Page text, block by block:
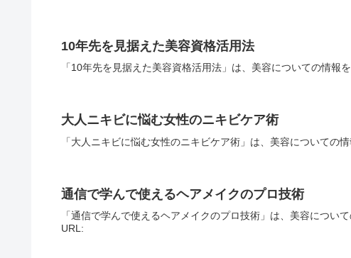
10年先を見据えた美容資格活用法
「10年先を見据えた美容資格活用法」は、美容についての情報
大人ニキビに悩む女性のニキビケア術
「大人ニキビに悩む女性のニキビケア術」は、美容についての
通信で学んで使えるヘアメイクのプロ技術
「通信で学んで使えるヘアメイクのプロ技術」は、美容につい
URL: